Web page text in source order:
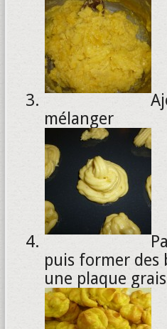
mélanger
puis former des
une plaque